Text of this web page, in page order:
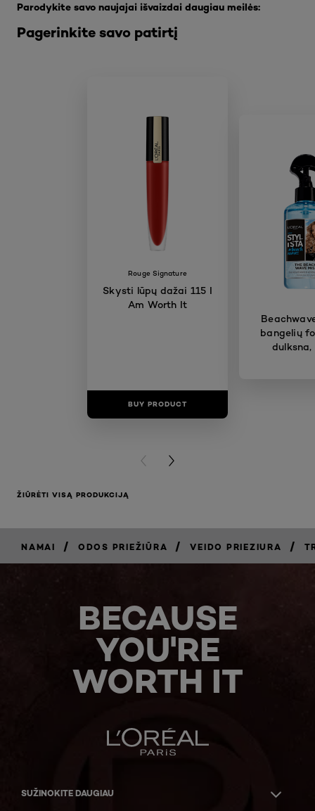
Pagerinkite savo patirtį
Parodykite savo naujajai išvaizdai daugiau meilės:
Rouge Signature
Skysti lūpų dažai 115 I
Am Worth It
BUY PRODUCT
bangelių
PREVIOUS CARD
NEXT CARD
ŽIŪRĖTI VISĄ PRODUKCIJĄ
NAMAI / ODOS PRIEŽIŪRA / VEIDO PRIEZIURA /
BECAUSE
YOU'RE
WORTH IT
SUŽINOKITE DAUGIAU